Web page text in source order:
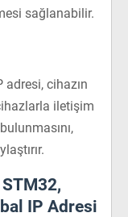
sağlanabilir.
adresi, cihazın
iletişim
IP Adresi